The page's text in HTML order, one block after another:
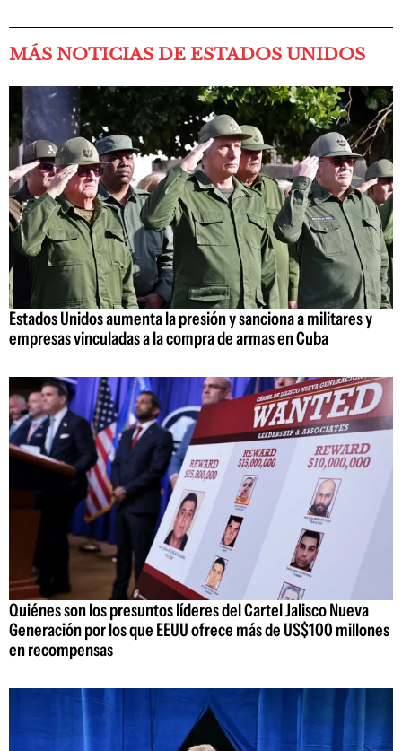
MÁS NOTICIAS DE ESTADOS UNIDOS
Estados Unidos aumenta la presión y sanciona a militares y
empresas vinculadas a la compra de armas en Cuba
Quiénes son los presuntos líderes del Cartel Jalisco Nueva
Generación por los que EEUU ofrece más de US$100 millones
en recompensas